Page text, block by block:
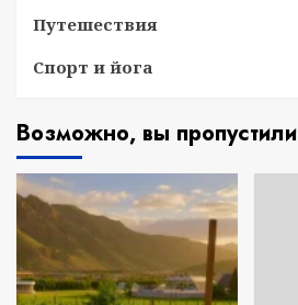
Путешествия
Спорт и йога
Возможно, вы пропустили